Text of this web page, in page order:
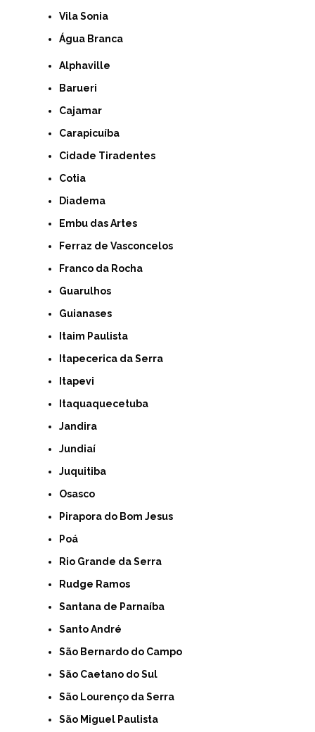
Vila Sonia
Água Branca
Alphaville
Barueri
Cajamar
Carapicuíba
Cidade Tiradentes
Cotia
Diadema
Embu das Artes
Ferraz de Vasconcelos
Franco da Rocha
Guarulhos
Guianases
Itaim Paulista
Itapecerica da Serra
Itapevi
Itaquaquecetuba
Jandira
Jundiaí
Juquitiba
Osasco
Pirapora do Bom Jesus
Poá
Rio Grande da Serra
Rudge Ramos
Santana de Parnaíba
Santo André
São Bernardo do Campo
São Caetano do Sul
São Lourenço da Serra
São Miguel Paulista